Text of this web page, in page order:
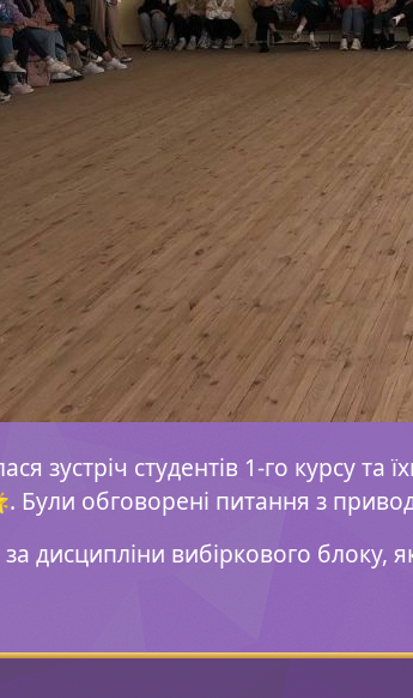
зустріч студентів 1-го курсу
Були обговорені питання з
дисципліни вибіркового блоку,